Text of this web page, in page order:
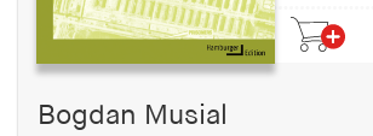
Bogdan Musial